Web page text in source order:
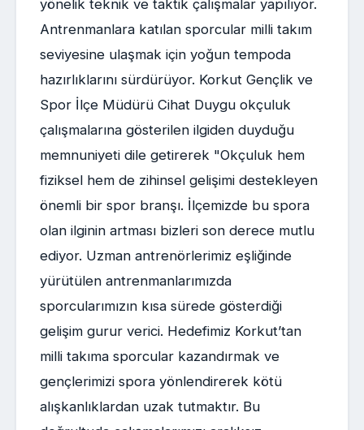
yönelik teknik ve taktik çalışmalar yapılıyor.
Antrenmanlara katılan sporcular milli takım
seviyesine ulaşmak için yoğun tempoda
hazırlıklarını sürdürüyor. Korkut Gençlik ve
Spor İlçe Müdürü Cihat Duygu okçuluk
çalışmalarına gösterilen ilgiden duyduğu
memnuniyeti dile getirerek "Okçuluk hem
fiziksel hem de zihinsel gelişimi destekleyen
önemli bir spor branşı. İlçemizde bu spora
olan ilginin artması bizleri son derece mutlu
ediyor. Uzman antrenörlerimiz eşliğinde
yürütülen antrenmanlarımızda
sporcularımızın kısa sürede gösterdiği
gelişim gurur verici. Hedefimiz Korkut’tan
milli takıma sporcular kazandırmak ve
gençlerimizi spora yönlendirerek kötü
alışkanlıklardan uzak tutmaktır. Bu